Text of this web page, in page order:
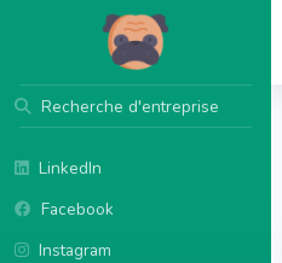
Recherche d'entreprise
LinkedIn
Facebook
Instagram